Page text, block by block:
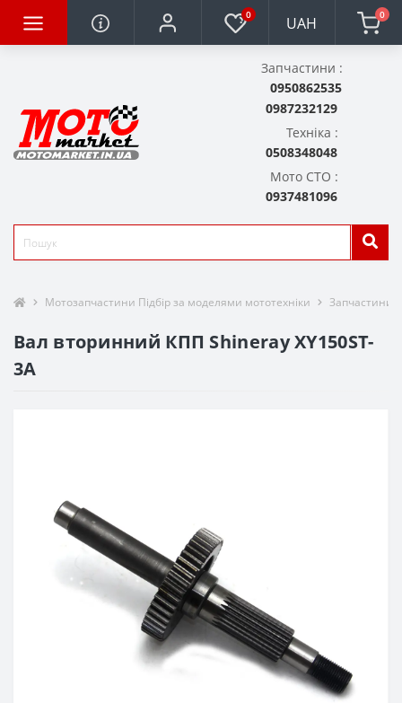
0 UAH 0
Запчастини :
0950862535
0987232129
Техніка :
0508348048
Мото СТО :
0937481096
Мотозапчастини Підбір за моделями мототехніки Запчастини
Вал вторинний КПП Shineray XY150ST-
3A